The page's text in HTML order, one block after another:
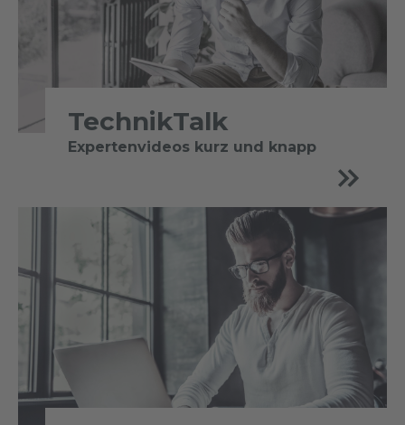
TechnikTalk
Expertenvideos kurz und knapp